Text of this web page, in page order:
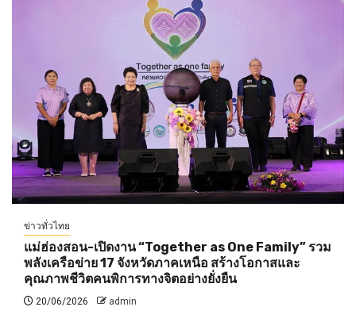
ข่าวทั่วไทย
แม่ฮ่องสอน-เปิดงาน “Together as One Family” รวม
พลังเครือข่าย 17 จังหวัดภาคเหนือ สร้างโอกาสและ
คุณภาพชีวิตคนพิการทางจิตอย่างยั่งยืน
20/06/2026 admin